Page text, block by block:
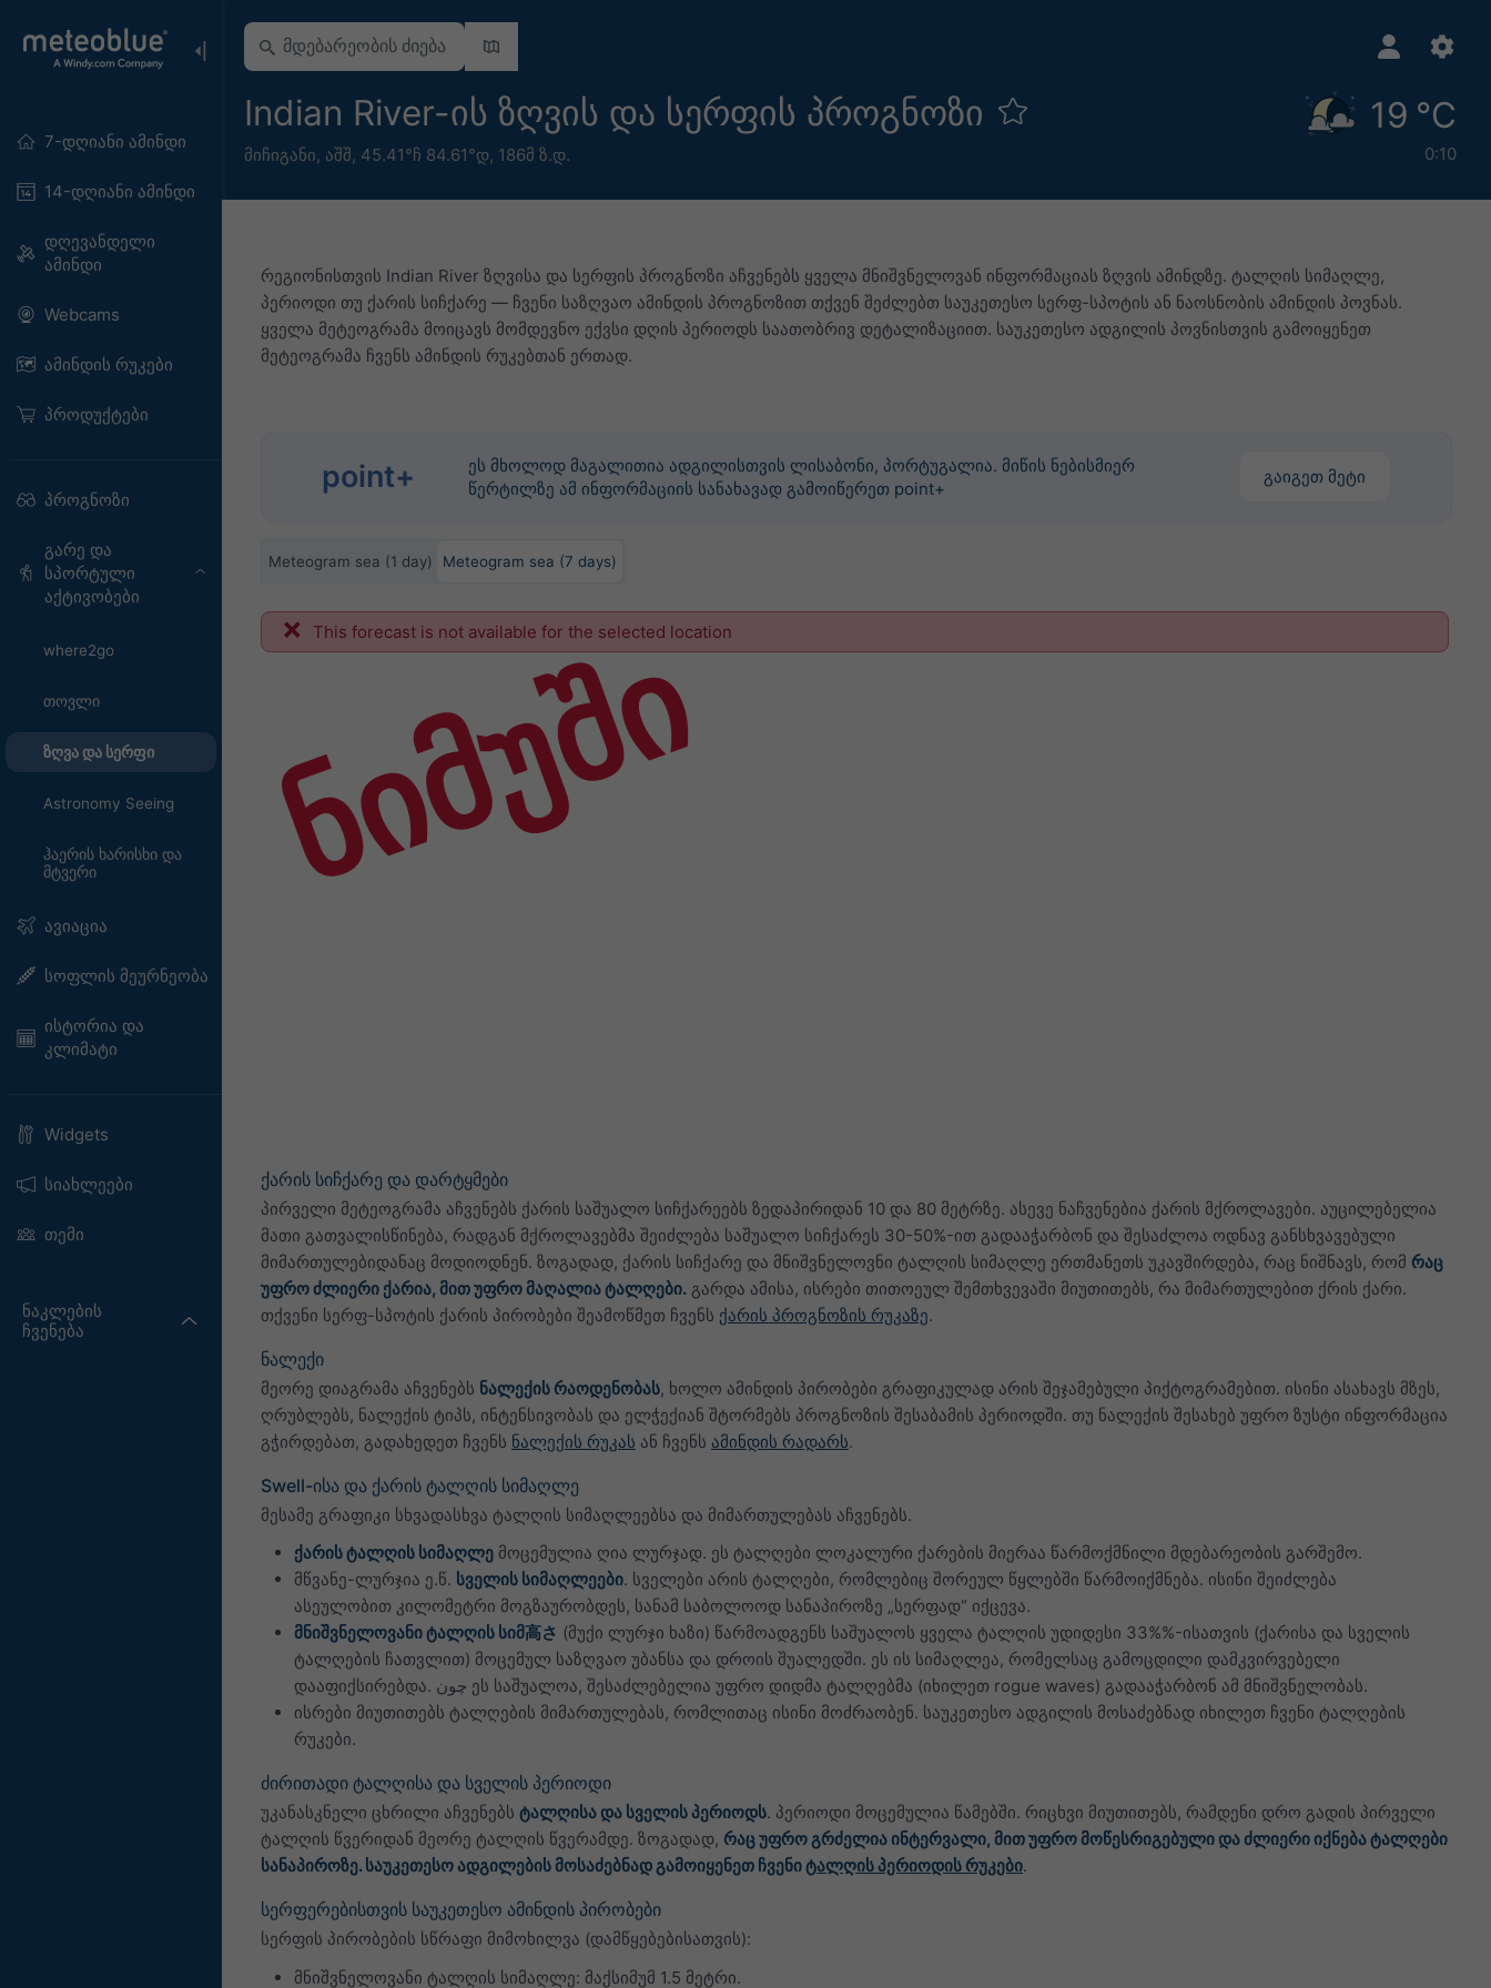
7-დღიანი ამინდი
14-დღიანი ამინდი
დღევანდელი
ამინდი
Webcams
ამინდის რუკები
პროდუქტები
პროგნოზი
გარე და
სპორტული
აქტივობები
where2go
თოვლი
ზღვა და სერფი
Astronomy Seeing
ჰაერის ხარისხი და
მტვერი
ავიაცია
სოფლის მეურნეობა
ისტორია და
კლიმატი
Widgets
სიახლეები
თემი
ნაკლების
ჩვენება
Indian River-ის ზღვის და სერფის პროგნოზი
მიჩიგანი, აშშ, 45.41°ჩ 84.61°დ, 186მ ზ.დ.
19 °C
0:10
რეგიონისთვის Indian River ზღვისა და სერფის პროგნოზი აჩვენებს ყველა მნიშვნელოვან ინფორმაციას ზღვის ამინდზე. ტალღის სიმაღლე,
პერიოდი თუ ქარის სიჩქარე — ჩვენი საზღვაო ამინდის პროგნოზით თქვენ შეძლებთ საუკეთესო სერფ-სპოტის ან ნაოსნობის ამინდის პოვნას.
ყველა მეტეოგრამა მოიცავს მომდევნო ექვსი დღის პერიოდს საათობრივ დეტალიზაციით. საუკეთესო ადგილის პოვნისთვის გამოიყენეთ
მეტეოგრამა ჩვენს ამინდის რუკებთან ერთად.
point+
ეს მხოლოდ მაგალითია ადგილისთვის ლისაბონი, პორტუგალია. მიწის ნებისმიერ
წერტილზე ამ ინფორმაციის სანახავად გამოიწერეთ point+
გაიგეთ მეტი
Meteogram sea (1 day) Meteogram sea (7 days)
This forecast is not available for the selected location
ნიმუში
ქარის სიჩქარე და დარტყმები
პირველი მეტეოგრამა აჩვენებს ქარის საშუალო სიჩქარეებს ზედაპირიდან 10 და 80 მეტრზე. ასევე ნაჩვენებია ქარის მქროლავები. აუცილებელია
მათი გათვალისწინება, რადგან მქროლავებმა შეიძლება საშუალო სიჩქარეს 30-50%-ით გადააჭარბონ და შესაძლოა ოდნავ განსხვავებული
მიმართულებიდანაც მოდიოდნენ. ზოგადად, ქარის სიჩქარე და მნიშვნელოვნი ტალღის სიმაღლე ერთმანეთს უკავშირდება, რაც ნიშნავს, რომ რაც
უფრო ძლიერი ქარია, მით უფრო მაღალია ტალღები. გარდა ამისა, ისრები თითოეულ შემთხვევაში მიუთითებს, რა მიმართულებით ქრის ქარი.
თქვენი სერფ-სპოტის ქარის პირობები შეამოწმეთ ჩვენს ქარის პროგნოზის რუკაზე.
ნალექი
მეორე დიაგრამა აჩვენებს ნალექის რაოდენობას, ხოლო ამინდის პირობები გრაფიკულად არის შეჯამებული პიქტოგრამებით. ისინი ასახავს მზეს,
ღრუბლებს, ნალექის ტიპს, ინტენსივობას და ელჭექიან შტორმებს პროგნოზის შესაბამის პერიოდში. თუ ნალექის შესახებ უფრო ზუსტი ინფორმაცია
გჭირდებათ, გადახედეთ ჩვენს ნალექის რუკას ან ჩვენს ამინდის რადარს.
Swell-ისა და ქარის ტალღის სიმაღლე
მესამე გრაფიკი სხვადასხვა ტალღის სიმაღლეებსა და მიმართულებას აჩვენებს.
ქარის ტალღის სიმაღლე მოცემულია ღია ლურჯად. ეს ტალღები ლოკალური ქარების მიერაა წარმოქმნილი მდებარეობის გარშემო.
მწვანე-ლურჯია ე.წ. სველის სიმაღლეები. სველები არის ტალღები, რომლებიც შორეულ წყლებში წარმოიქმნება. ისინი შეიძლება
ასეულობით კილომეტრი მოგზაურობდეს, სანამ საბოლოოდ სანაპიროზე „სერფად“ იქცევა.
მნიშვნელოვანი ტალღის სიმ高さ (მუქი ლურჯი ხაზი) წარმოადგენს საშუალოს ყველა ტალღის უდიდესი 33%%-ისათვის (ქარისა და სველის
ტალღების ჩათვლით) მოცემულ საზღვაო უბანსა და დროის შუალედში. ეს ის სიმაღლეა, რომელსაც გამოცდილი დამკვირვებელი
დააფიქსირებდა. چون ეს საშუალოა, შესაძლებელია უფრო დიდმა ტალღებმა (იხილეთ rogue waves) გადააჭარბონ ამ მნიშვნელობას.
ისრები მიუთითებს ტალღების მიმართულებას, რომლითაც ისინი მოძრაობენ. საუკეთესო ადგილის მოსაძებნად იხილეთ ჩვენი ტალღების
რუკები.
ძირითადი ტალღისა და სველის პერიოდი
უკანასკნელი ცხრილი აჩვენებს ტალღისა და სველის პერიოდს. პერიოდი მოცემულია წამებში. რიცხვი მიუთითებს, რამდენი დრო გადის პირველი
ტალღის წვერიდან მეორე ტალღის წვერამდე. ზოგადად, რაც უფრო გრძელია ინტერვალი, მით უფრო მოწესრიგებული და ძლიერი იქნება ტალღები
სანაპიროზე. საუკეთესო ადგილების მოსაძებნად გამოიყენეთ ჩვენიტალღის პერიოდის რუკები.
სერფერებისთვის საუკეთესო ამინდის პირობები
სერფის პირობების სწრაფი მიმოხილვა (დამწყებებისათვის):
მნიშვნელოვანი ტალღის სიმაღლე: მაქსიმუმ 1.5 მეტრი.